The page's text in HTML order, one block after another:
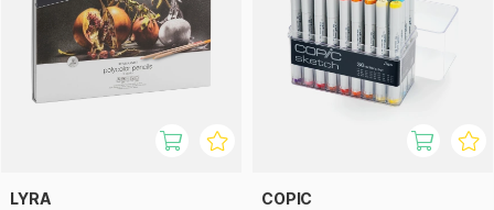
LYRA COPIC